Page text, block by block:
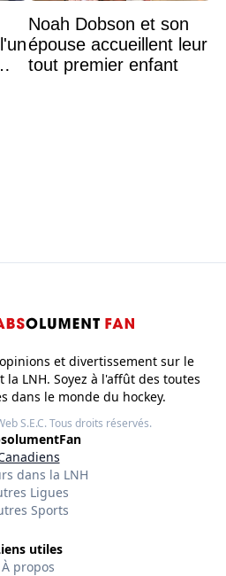
Noah Dobson et son
épouse accueillent leur
tout premier enfant
et divertissement sur le
LNH. Soyez à l'affût des toutes
dans le monde du hockey.
S.E.C.Tous droits réservés.
dans la LNH
Ligues
Sports
utiles
À propos